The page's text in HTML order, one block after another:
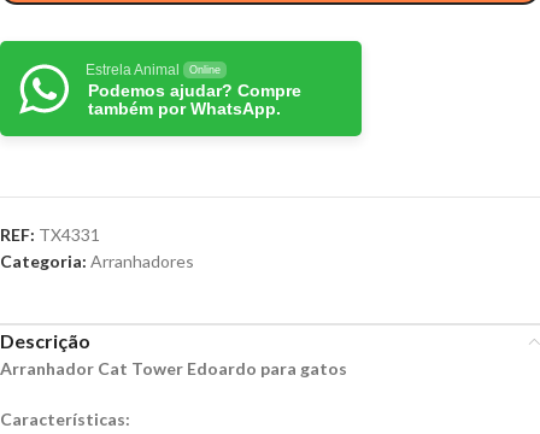
Estrela Animal Online
Podemos ajudar? Compre
também por WhatsApp.
REF: TX4331
Categoria: Arranhadores
Descrição
Arranhador Cat Tower Edoardo para gatos
Características: